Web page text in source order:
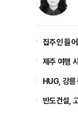
집주인 들
제주 여행
HUG, 강릉
반도건설,